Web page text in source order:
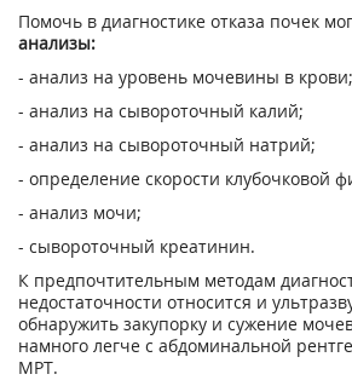
Помочь в диагностике отказа почек
анализы:
- анализ на уровень мочевины в крови;
- анализ на сывороточный калий;
- анализ на сывороточный натрий;
- определение скорости клубочковой
- анализ мочи;
- сывороточный креатинин.
К предпочтительным методам
недостаточности относится и
обнаружить закупорку и сужение
намного легче с абдоминальной
МРТ.